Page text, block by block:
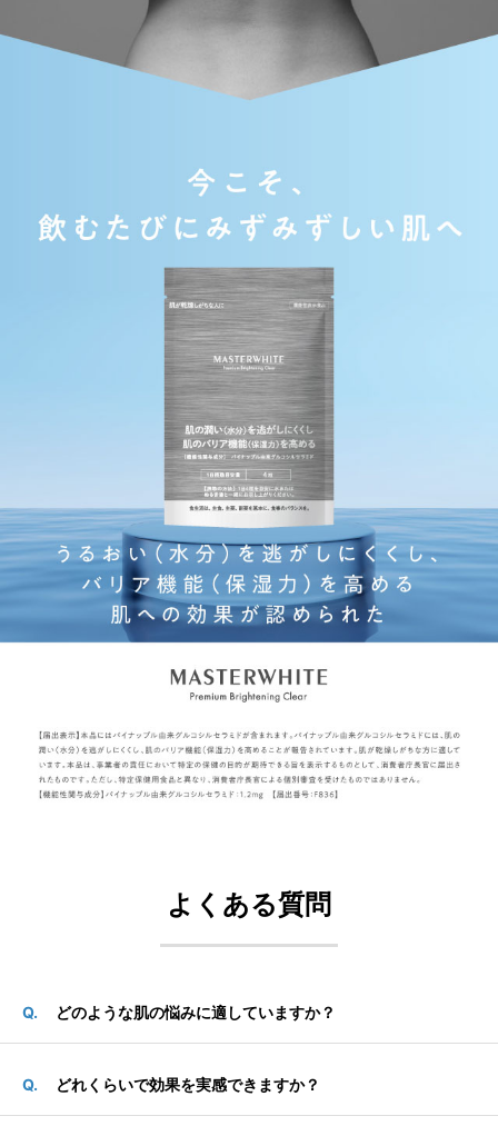
よくある質問
どのような肌の悩みに適していますか？
どれくらいで効果を実感できますか？